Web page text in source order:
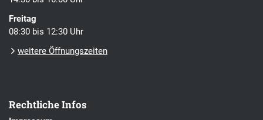
Freitag
08:30 bis 12:30 Uhr
weitere Öffnungszeiten
Rechtliche Infos